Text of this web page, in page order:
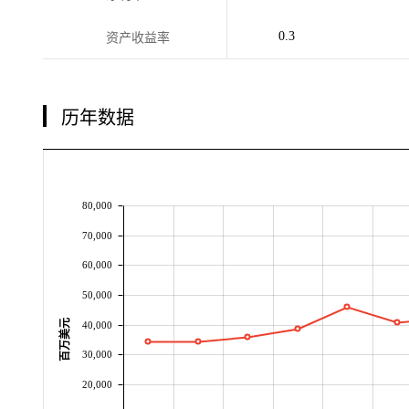
资产收益率 0.3
历年数据
20,000
30,000
40,000
50,000
60,000
70,000
80,000
百万美元